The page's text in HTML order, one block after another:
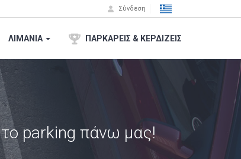
Σύνδεση
ΛΙΜΑΝΙΑ ΠΑΡΚΑΡΕΙΣ & ΚΕΡΔΙΖΕΙΣ
parking πάνω μας!